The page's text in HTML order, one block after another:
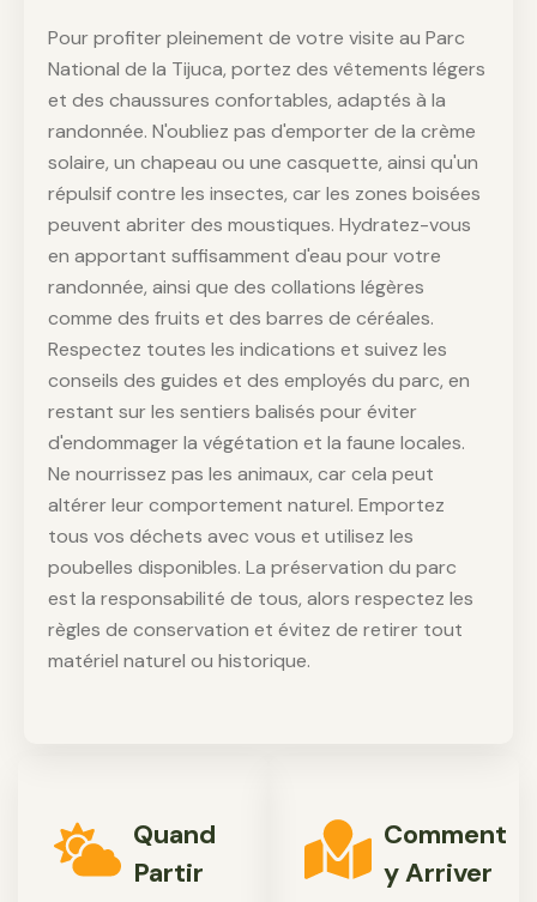
Pour profiter pleinement de votre visite au Parc
National de la Tijuca, portez des vêtements légers
et des chaussures confortables, adaptés à la
randonnée. N'oubliez pas d'emporter de la crème
solaire, un chapeau ou une casquette, ainsi qu'un
répulsif contre les insectes, car les zones boisées
peuvent abriter des moustiques. Hydratez-vous
en apportant suffisamment d'eau pour votre
randonnée, ainsi que des collations légères
comme des fruits et des barres de céréales.
Respectez toutes les indications et suivez les
conseils des guides et des employés du parc, en
restant sur les sentiers balisés pour éviter
d'endommager la végétation et la faune locales.
Ne nourrissez pas les animaux, car cela peut
altérer leur comportement naturel. Emportez
tous vos déchets avec vous et utilisez les
poubelles disponibles. La préservation du parc
est la responsabilité de tous, alors respectez les
règles de conservation et évitez de retirer tout
matériel naturel ou historique.
Quand
Partir
Comment
y Arriver